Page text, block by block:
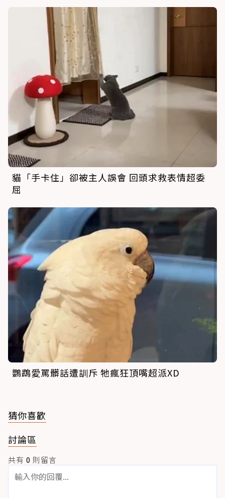
貓「手卡住」卻被主人誤會 回頭求救表情超委
屈
鸚鵡愛罵髒話遭訓斥 牠瘋狂頂嘴超派XD
猜你喜歡
討論區
共有 0 則留言